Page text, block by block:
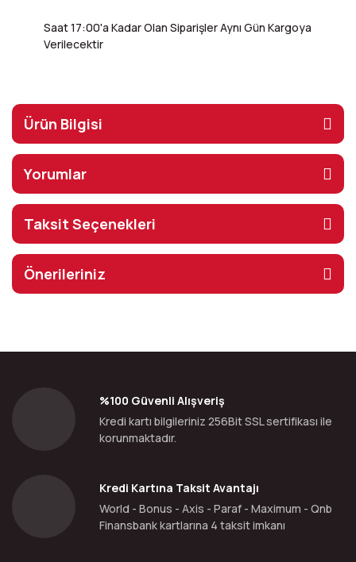
Saat 17:00'a Kadar Olan Siparişler Aynı Gün Kargoya
Verilecektir
Ürün Bilgisi
Yorumlar
Taksit Seçenekleri
Önerileriniz
%100 Güvenli Alışveriş
Kredi kartı bilgileriniz 256Bit SSL sertifikası ile
korunmaktadır.
Kredi Kartına Taksit Avantajı
World - Bonus - Axis - Paraf - Maximum - Qnb
Finansbank kartlarına 4 taksit imkanı